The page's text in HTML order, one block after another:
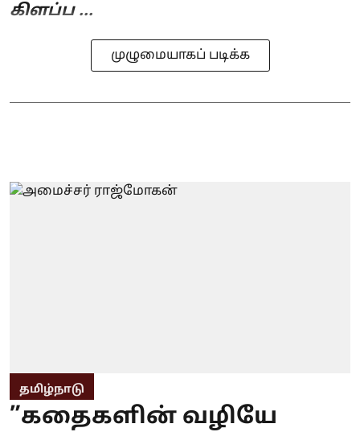
கிளப்ப ...
முழுமையாகப் படிக்க
தமிழ்நாடு
”கதைகளின் வழியே